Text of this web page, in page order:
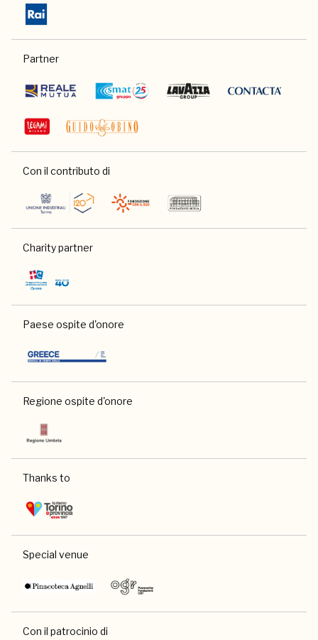
Partner
Con il contributo di
Charity partner
Paese ospite d'onore
Regione ospite d'onore
Thanks to
Special venue
Con il patrocinio di